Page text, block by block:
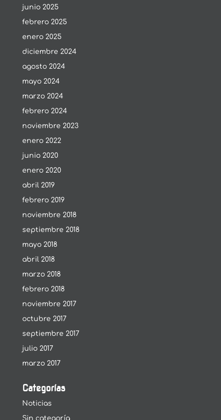
junio 2025
febrero 2025
enero 2025
diciembre 2024
agosto 2024
mayo 2024
marzo 2024
febrero 2024
noviembre 2023
enero 2022
junio 2020
enero 2020
abril 2019
febrero 2019
noviembre 2018
septiembre 2018
mayo 2018
abril 2018
marzo 2018
febrero 2018
noviembre 2017
octubre 2017
septiembre 2017
julio 2017
marzo 2017
Categorías
Noticias
Sin categoría